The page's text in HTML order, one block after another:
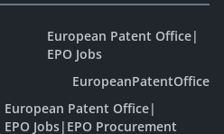
European Patent Office|
EPO Jobs
EuropeanPatentOffice
European Patent Office|
EPO Jobs| EPO Procurement